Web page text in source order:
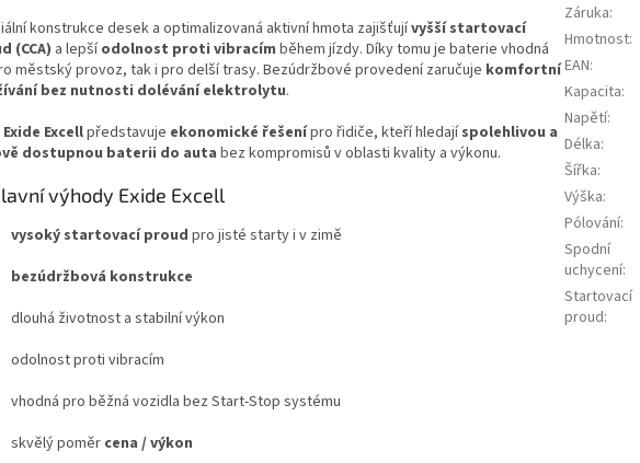
konstrukce desek a optimalizovaná aktivní hmota zajišťujívyšší startovací
(CCA) a lepšíodolnost proti vibracím během jízdy. Díky tomu je baterie vhodná
městský provoz, tak i pro delší trasy. Bezúdržbové provedení zaručuje komfortní
bez nutnosti dolévání elektrolytu.
Exide Excellpředstavuje ekonomické řešenípro řidiče, kteří hledajíspolehlivou a
dostupnou baterii do auta bez kompromisů v oblasti kvality a výkonu.
výhody Exide Excell
vysoký startovací proud pro jisté starty i v zimě
bezúdržbová konstrukce
dlouhá životnost a stabilní výkon
odolnost proti vibracím
vhodná pro běžná vozidla bez Start-Stop systému
skvělý poměr cena / výkon
Záruka:
Hmotnost:
EAN:
Kapacita:
Napětí:
Délka:
Šířka:
Výška:
Pólování:
Spodní
uchycení:
Startovací
proud: